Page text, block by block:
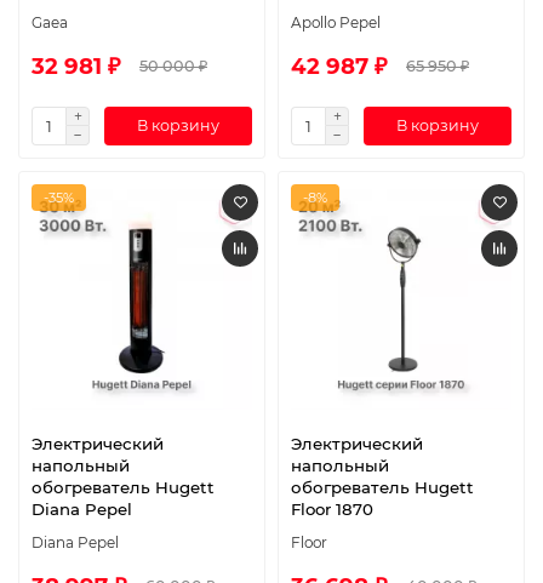
Gaea
32 981 ₽ 50 000 ₽
В корзину
Apollo Pepel
42 987 ₽ 65 950 ₽
В корзину
-35%
Электрический
напольный
обогреватель Hugett
Diana Pepel
Diana Pepel
-8%
Электрический
напольный
обогреватель Hugett
Floor 1870
Floor